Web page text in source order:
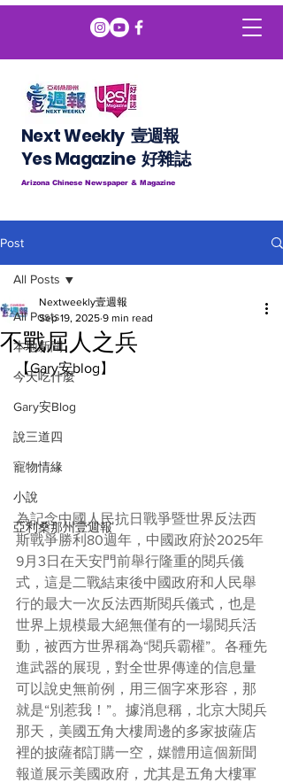
Next Weekly 壹週報
​​Yes Magazine 好雜誌
Arizona Chinese Newspaper & Magazine
Post
All Posts
本地新聞
今天吃什麼
Gary安Blog
說三道四
寵物情緣
小說
亞利桑那州壹週報
All Posts
不戰屈人之兵
Nextweekly壹週報
Sep 19, 2025 9 min read
【Gary安blog】
為記念中國人民抗日戰爭暨世界反法西
斯戰爭勝利80週年，中國政府於2025年
9月3日在天安門前舉行隆重的閱兵儀
式，這是二戰結束後中國政府和人民舉
行的最大一次反法西斯閱兵儀式，也是
世界上規模最大絕無僅有的一場閱兵活
動，被西方世界稱為“閱兵霸權”。各種先
進武器的展現，對全世界傳達的信息量
可以說史無前例，用三個字來形容，那
就是“別惹我！”。據消息稱，北京大閱兵
那天，美國五角大樓周邊的多家披薩店
裡的披薩都訂購一空，媒體用這個新聞
報道展示美國政府，尤其是五角大樓軍